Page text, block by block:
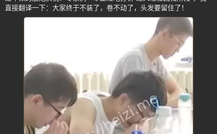
直接翻译一下：大家终于不装了，卷不动了，头发要留住了！